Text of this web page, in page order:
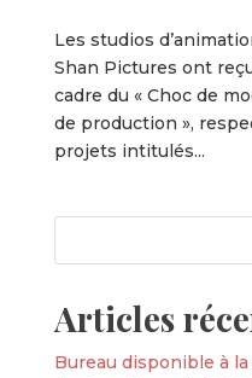
Les studios
Shan Pictures ont
cadre du « Choc de
de production »,
projets intitulés...
Articles
Bureau disponible à